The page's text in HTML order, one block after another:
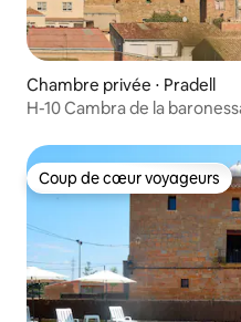
Chambre privée ⋅ Pradell
H-10 Cambra de la
Coup de cœur voyageurs
Coup de cœur voyageurs